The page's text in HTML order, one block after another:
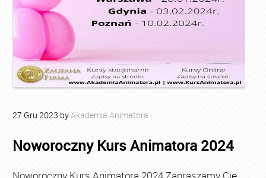
27 Gru 2023 byAkademia Animatora
Noworoczny Kurs Animatora 2024